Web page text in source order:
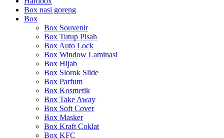
Box nasi goreng
Box
Box Souvenir
Box Tutup Pisah
Box Auto Lock
Box Window Laminasi
Box Hijab
Box Slorok Slide
Box Parfum
Box Kosmetik
Box Take Away
Box Soft Cover
Box Masker
Box Kraft Coklat
Box KFC